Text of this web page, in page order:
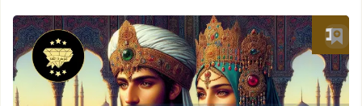
أضف إلى العلامات المرجعية